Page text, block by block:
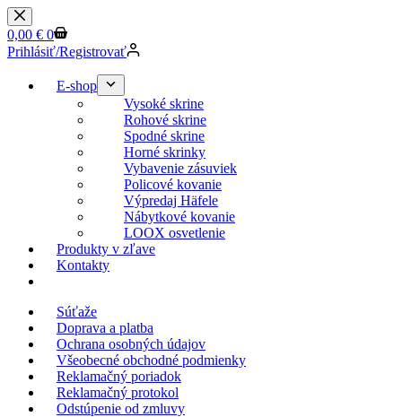
Skip
to
content
Shopping
cart
0,00 € 0
Prihlásiť/Registrovať
E-shop
Vysoké skrine
Rohové skrine
Spodné skrine
Horné skrinky
Vybavenie zásuviek
Policové kovanie
Výpredaj Häfele
Nábytkové kovanie
LOOX osvetlenie
Produkty v zľave
Kontakty
Súťaže
Doprava a platba
Ochrana osobných údajov
Všeobecné obchodné podmienky
Reklamačný poriadok
Reklamačný protokol
Odstúpenie od zmluvy